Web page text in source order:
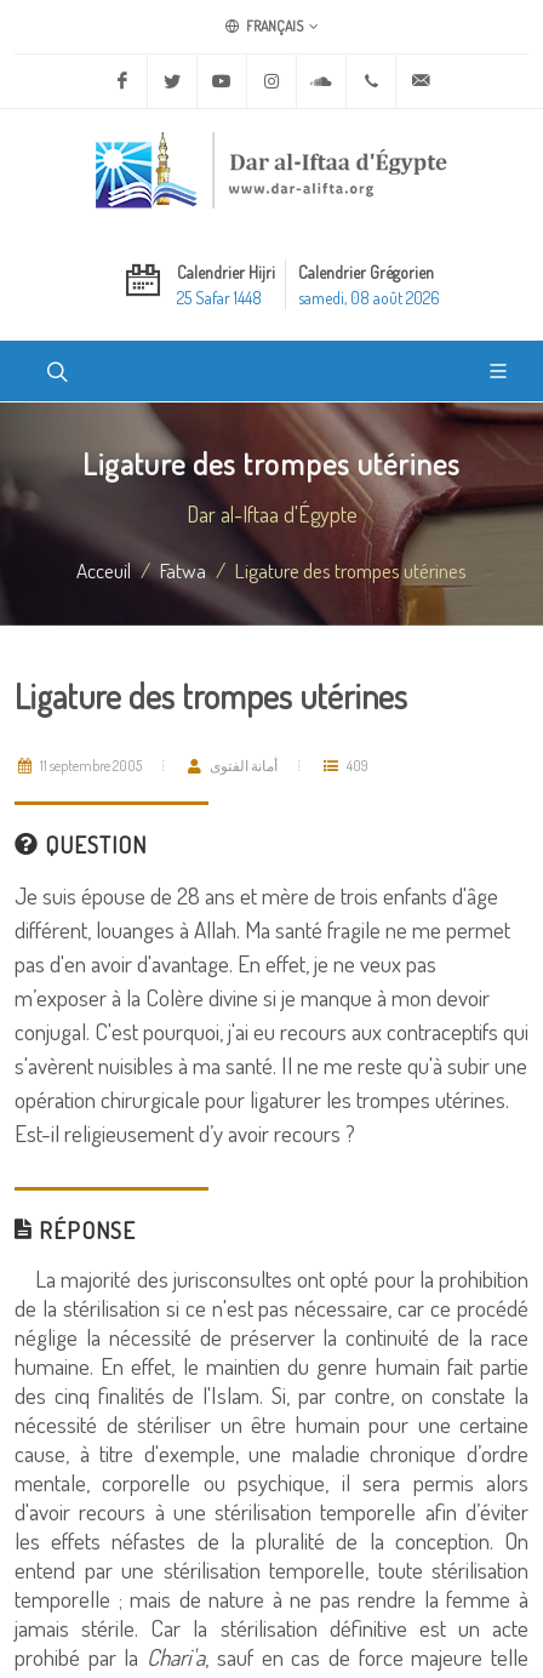
FRANÇAIS
Facebook Twitter Youtube Instagram Soundcloud+20 2 25970400
Calendrier Hijri
25 Safar 1448
Calendrier Grégorien
samedi, 08 août 2026
Ligature des trompes utérines
Dar al-Iftaa d'Égypte
Acceuil Fatwa Ligature des trompes utérines
Ligature des trompes utérines
11 septembre 2005 أمانة الفتوى 409
QUESTION
Je suis épouse de 28 ans et mère de trois enfants d'âge
différent, louanges à Allah. Ma santé fragile ne me permet
pas d'en avoir d'avantage. En effet, je ne veux pas
m’exposer à la Colère divine si je manque à mon devoir
conjugal. C'est pourquoi, j'ai eu recours aux contraceptifs qui
s'avèrent nuisibles à ma santé. Il ne me reste qu'à subir une
opération chirurgicale pour ligaturer les trompes utérines.
Est-il religieusement d’y avoir recours ?
RÉPONSE
La majorité des jurisconsultes ont opté pour la prohibition
de la stérilisation si ce n'est pas nécessaire, car ce procédé
néglige la nécessité de préserver la continuité de la race
humaine. En effet, le maintien du genre humain fait partie
des cinq finalités de l'Islam. Si, par contre, on constate la
nécessité de stériliser un être humain pour une certaine
cause, à titre d'exemple, une maladie chronique d’ordre
mentale, corporelle ou psychique, il sera permis alors
d'avoir recours à une stérilisation temporelle afin d’éviter
les effets néfastes de la pluralité de la conception. On
entend par une stérilisation temporelle, toute stérilisation
temporelle ; mais de nature à ne pas rendre la femme à
jamais stérile. Car la stérilisation définitive est un acte
prohibé par la Chari'a, sauf en cas de force majeure telle